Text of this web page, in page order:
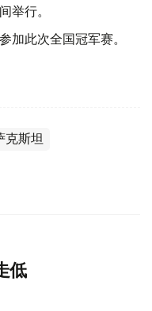
举行。
加此次全国冠军赛。
克斯坦
低